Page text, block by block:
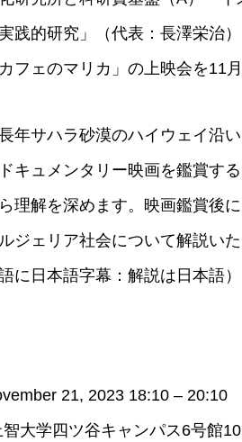
践的研究」（代表：長澤栄治
フェのマリカ」の上映会を11
年サハラ砂漠のハイウェイ沿
キュメンタリー映画を鑑賞す
理解を深めます。映画鑑賞後
ジェリア社会について解説い
に日本語字幕：解説は日本語）
21, 2023 18:10 – 20:10
大学四ツ谷キャンパス6号館